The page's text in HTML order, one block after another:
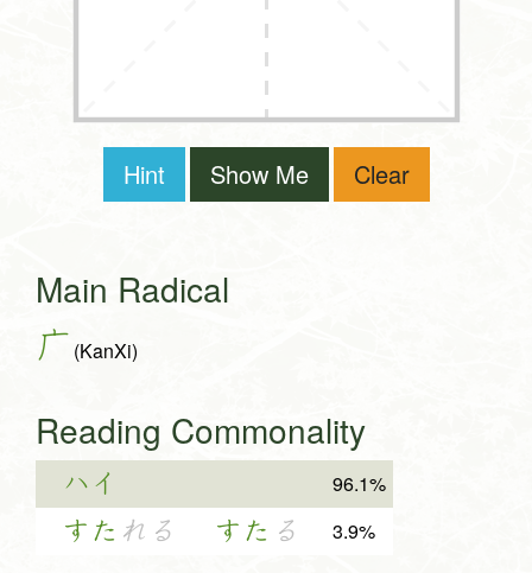
Hint Show Me Clear
Main Radical
广 (KanXi)
Reading Commonality
ハイ 96.1%
すた れる すた る 3.9%